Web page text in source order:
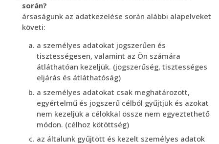
során?
ársaságunk az adatkezelése során alábbi alapelveket
követi:
a személyes adatokat jogszerűen és
tisztességesen, valamint az Ön számára
átláthatóan kezeljük. (jogszerűség, tisztességes
eljárás és átláthatóság)
a személyes adatokat csak meghatározott,
egyértelmű és jogszerű célból gyűjtjük és azokat
nem kezeljük a célokkal össze nem egyeztethető
módon. (célhoz kötöttség)
az általunk gyűjtött és kezelt személyes adatok